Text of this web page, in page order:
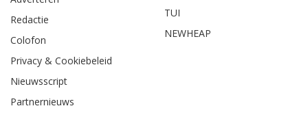
Redactie
Colofon
Privacy & Cookiebeleid
Nieuwsscript
Partnernieuws
TUI
NEWHEAP